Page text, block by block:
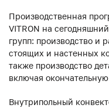
Производственная
VITRON на
групп: производство и
стоящих и настенных
также производство
включая
Внутрипольный